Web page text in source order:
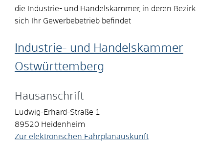
die Industrie- und Handelskammer, in deren Bezirk
sich Ihr Gewerbebetrieb befindet
Industrie- und Handelskammer
Ostwürttemberg
Hausanschrift
Ludwig-Erhard-Straße 1
89520 Heidenheim
Zur elektronischen Fahrplanauskunft